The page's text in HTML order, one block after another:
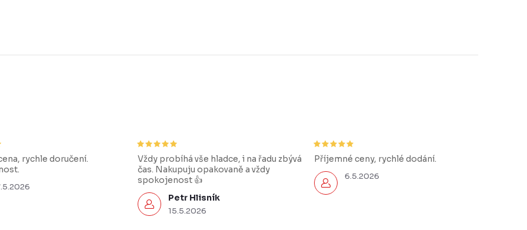
rychle doručení.
Petr Hlisník
15.5.2026
Vždy probíhá vše hladce, i na řadu zbývá
čas. Nakupuju opakovaně a vždy
spokojenost 👍
6.5.2026
Příjemné ceny, rychlé dodání.